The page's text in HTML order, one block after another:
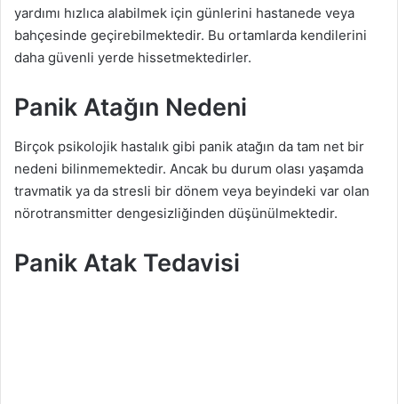
yardımı hızlıca alabilmek için günlerini hastanede veya
bahçesinde geçirebilmektedir. Bu ortamlarda kendilerini
daha güvenli yerde hissetmektedirler.
Panik Atağın Nedeni
Birçok psikolojik hastalık gibi panik atağın da tam net bir
nedeni bilinmemektedir. Ancak bu durum olası yaşamda
travmatik ya da stresli bir dönem veya beyindeki var olan
nörotransmitter dengesizliğinden düşünülmektedir.
Panik Atak Tedavisi